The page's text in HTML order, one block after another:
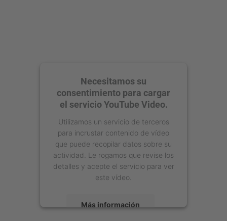
Necesitamos su
consentimiento para cargar
el servicio YouTube Video.
Utilizamos un servicio de terceros
para incrustar contenido de vídeo
que puede recopilar datos sobre su
actividad. Le rogamos que revise los
detalles y acepte el servicio para ver
este vídeo.
Más información